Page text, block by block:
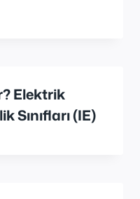
Elektrik
Sınıfları (IE)